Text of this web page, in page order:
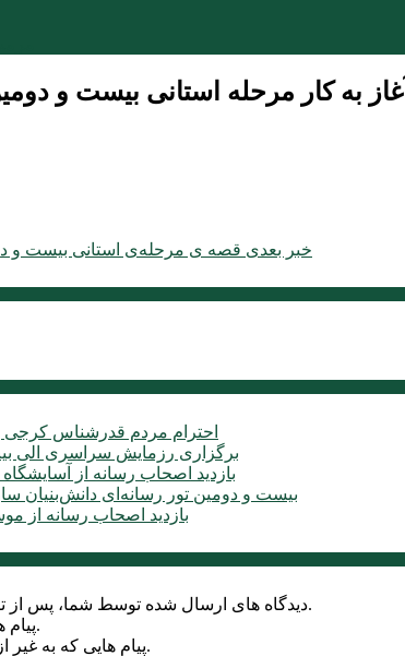
آغاز به کار مرحله استانی بیست و
خبر بعدی قصه ی مرحله‌ی استانی بیست و
احترام مردم قدرشناس کرجی
برگزاری رزمایش سراسری الی
بازدید اصحاب رسانه از آسایشگاه
بیست و دومین تور رسانه‌ای دانش‌بنیان
بازدید اصحاب رسانه از
دیدگاه های ارسال شده توسط شما، پس از تایید توسط خبرگزاری الف در وب منتشر خواهد شد.
پیام هایی که حاوی تهمت یا افترا باشد منتشر نخواهد شد.
پیام هایی که به غیر از زبان فارسی یا غیر مرتبط باشد منتشر نخواهد شد.